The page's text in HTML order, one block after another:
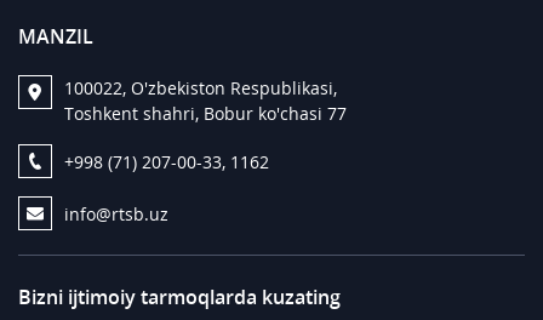
MANZIL
100022, O'zbekiston Respublikasi,
Toshkent shahri, Bobur ko'chasi 77
+998 (71) 207-00-33, 1162
info@rtsb.uz
Bizni ijtimoiy tarmoqlarda kuzating